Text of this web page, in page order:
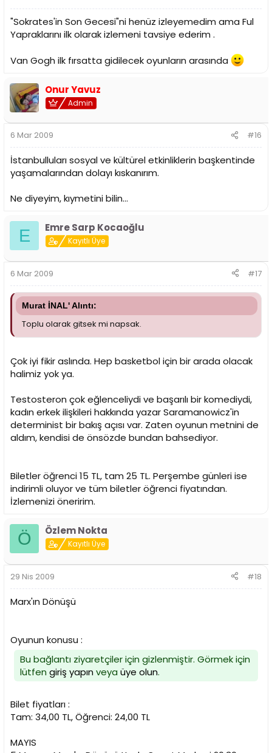
"Sokrates'in Son Gecesi"ni henüz izleyemedim ama Ful
Yapraklarını ilk olarak izlemeni tavsiye ederim .
Van Gogh ilk fırsatta gidilecek oyunların arasında
Onur Yavuz
Admin
6 Mar 2009 #16
İstanbulluları sosyal ve kültürel etkinliklerin başkentinde
yaşamalarından dolayı kıskanırım.
Ne diyeyim, kıymetini bilin...
E Emre Sarp Kocaoğlu
Kayıtlı Üye
6 Mar 2009 #17
Murat İNAL' Alıntı:
Toplu olarak gitsek mi napsak.
Çok iyi fikir aslında. Hep basketbol için bir arada olacak
halimiz yok ya.
Testosteron çok eğlenceliydi ve başarılı bir komediydi,
kadın erkek ilişkileri hakkında yazar Saramanowicz'in
determinist bir bakış açısı var. Zaten oyunun metnini de
aldım, kendisi de önsözde bundan bahsediyor.
Biletler öğrenci 15 TL, tam 25 TL. Perşembe günleri ise
indirimli oluyor ve tüm biletler öğrenci fiyatından.
İzlemenizi öneririm.
Ö Özlem Nokta
Kayıtlı Üye
29 Nis 2009 #18
Marx'ın Dönüşü
Oyunun konusu :
Bu bağlantı ziyaretçiler için gizlenmiştir. Görmek için
lütfen giriş yapınveya üye olun.
Bilet fiyatları :
Tam: 34,00 TL, Öğrenci: 24,00 TL
MAYIS